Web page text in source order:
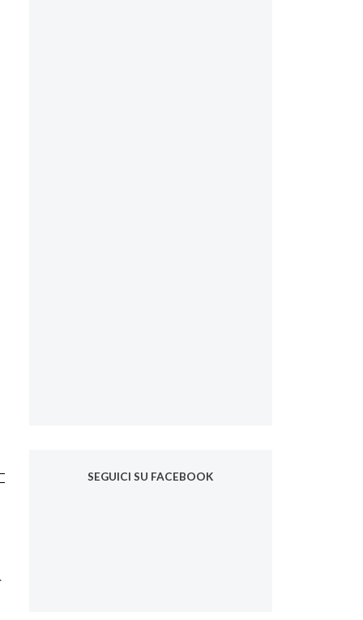
SEGUICI SU FACEBOOK